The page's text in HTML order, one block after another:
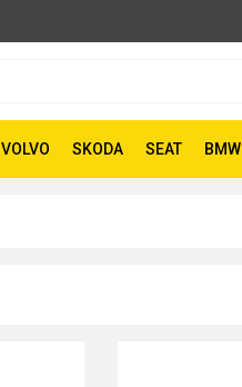
VOLVO SKODA SEAT BMW